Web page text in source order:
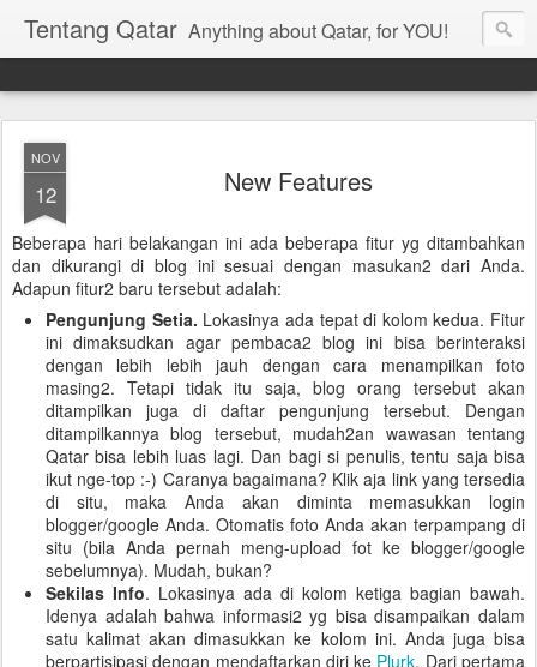
Tentang Qatar Anything about Qatar, for YOU!
NOV
12 New Features
Beberapa hari belakangan ini ada beberapa fitur yg ditambahkan
dan dikurangi di blog ini sesuai dengan masukan2 dari Anda.
Adapun fitur2 baru tersebut adalah:
Pengunjung Setia. Lokasinya ada tepat di kolom kedua. Fitur
ini dimaksudkan agar pembaca2 blog ini bisa berinteraksi
dengan lebih lebih jauh dengan cara menampilkan foto
masing2. Tetapi tidak itu saja, blog orang tersebut akan
ditampilkan juga di daftar pengunjung tersebut. Dengan
ditampilkannya blog tersebut, mudah2an wawasan tentang
Qatar bisa lebih luas lagi. Dan bagi si penulis, tentu saja bisa
ikut nge-top :-) Caranya bagaimana? Klik aja link yang tersedia
di situ, maka Anda akan diminta memasukkan login
blogger/google Anda. Otomatis foto Anda akan terpampang di
situ (bila Anda pernah meng-upload fot ke blogger/google
sebelumnya). Mudah, bukan?
Sekilas Info. Lokasinya ada di kolom ketiga bagian bawah.
Idenya adalah bahwa informasi2 yg bisa disampaikan dalam
satu kalimat akan dimasukkan ke kolom ini. Anda juga bisa
berpartisipasi dengan mendaftarkan diri ke Plurk. Dari pertama